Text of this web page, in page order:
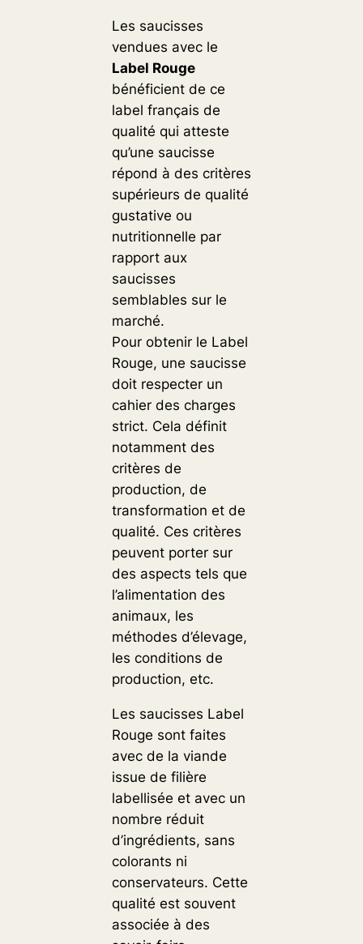
Les saucisses
vendues avec le
Label Rouge
bénéficient de ce
label français de
qualité qui atteste
qu’une saucisse
répond à des critères
supérieurs de qualité
gustative ou
nutritionnelle par
rapport aux
saucisses
semblables sur le
marché.
Pour obtenir le Label
Rouge, une saucisse
doit respecter un
cahier des charges
strict. Cela définit
notamment des
critères de
production, de
transformation et de
qualité. Ces critères
peuvent porter sur
des aspects tels que
l’alimentation des
animaux, les
méthodes d’élevage,
les conditions de
production, etc.
Les saucisses Label
Rouge sont faites
avec de la viande
issue de filière
labellisée et avec un
nombre réduit
d’ingrédients, sans
colorants ni
conservateurs. Cette
qualité est souvent
associée à des